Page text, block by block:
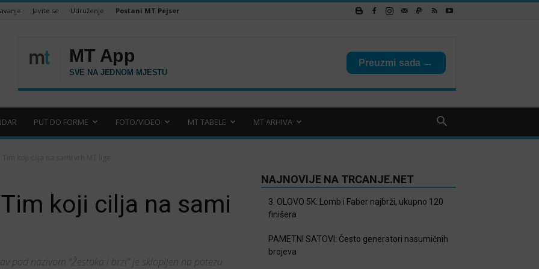
Javite se Udruženje Postani MT Pejser
PUT DO FORME FOTO/VIDEO MT TABELE MT ARHIVA
Tim koji cilja na sami
pod nazivom “Žestoka i brzi” je sklopljen na potezu
NAJNOVIJE NA TRCANJE.NET
3. OLOVO 5K: Lomb i Faber najbrži, ukupno 120
finišera
PAMETNI SATOVI: Često generatori nasumičnih
brojeva